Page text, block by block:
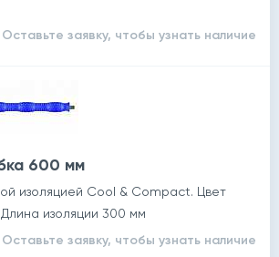
заявку, чтобы узнать наличие
600 мм
изоляцией Cool & Compact. Цвет
изоляции 300 мм
заявку, чтобы узнать наличие